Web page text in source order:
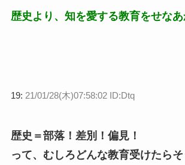
歴史より、知を愛する教育をせな
19: 21/01/28(木)07:58:02 ID:Dtq
歴史＝部落！差別！偏見！
って、むしろどんな教育受けたら